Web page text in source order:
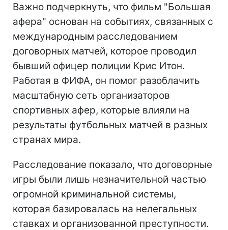
Важно подчеркнуть, что фильм "Большая
афера" основан на событиях, связанных с
международным расследованием
договорных матчей, которое проводил
бывший офицер полиции Крис Итон.
Работая в ФИФА, он помог разоблачить
масштабную сеть организаторов
спортивных афер, которые влияли на
результаты футбольных матчей в разных
странах мира.
Расследование показало, что договорные
игры были лишь незначительной частью
огромной криминальной системы,
которая базировалась на нелегальных
ставках и организованной преступности.